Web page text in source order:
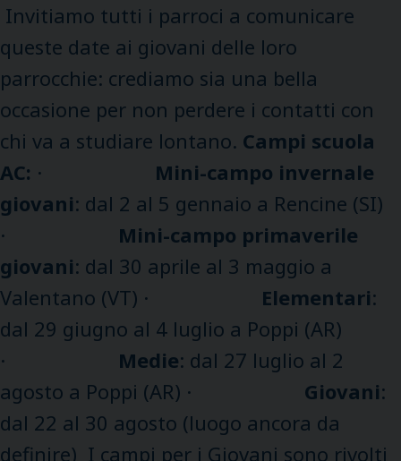
Invitiamo tutti i parroci a comunicare
queste date ai giovani delle loro
parrocchie: crediamo sia una bella
occasione per non perdere i contatti con
chi va a studiare lontano. Campi scuola
AC: · Mini-campo invernale
giovani: dal 2 al 5 gennaio a Rencine (SI)
· Mini-campo primaverile
giovani: dal 30 aprile al 3 maggio a
Valentano (VT) · Elementari:
dal 29 giugno al 4 luglio a Poppi (AR)
· Medie: dal 27 luglio al 2
agosto a Poppi (AR) · Giovani:
dal 22 al 30 agosto (luogo ancora da
definire) I campi per i Giovani sono rivolti